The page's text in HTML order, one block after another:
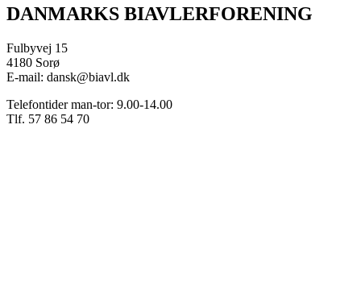
DANMARKS BIAVLERFORENING
Fulbyvej 15
4180 Sorø
E-mail: dansk@biavl.dk
Telefontider man-tor: 9.00-14.00
Tlf. 57 86 54 70